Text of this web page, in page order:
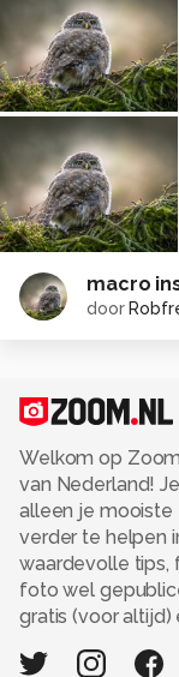
macro
door
Welkom op
van Nederland!
alleen je mooiste
verder te helpen
waardevolle tips,
foto wel
gratis (voor